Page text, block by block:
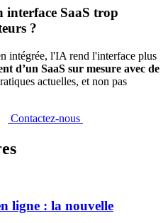
SaaS trop
?
intégrée, l'IA rend l'interface plus
d’un SaaS sur mesure avec de
actuelles, et non pas
Contactez-nous
ligne : la nouvelle